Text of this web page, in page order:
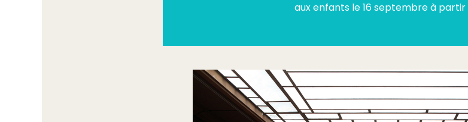
aux enfants le 16 septembre à partir